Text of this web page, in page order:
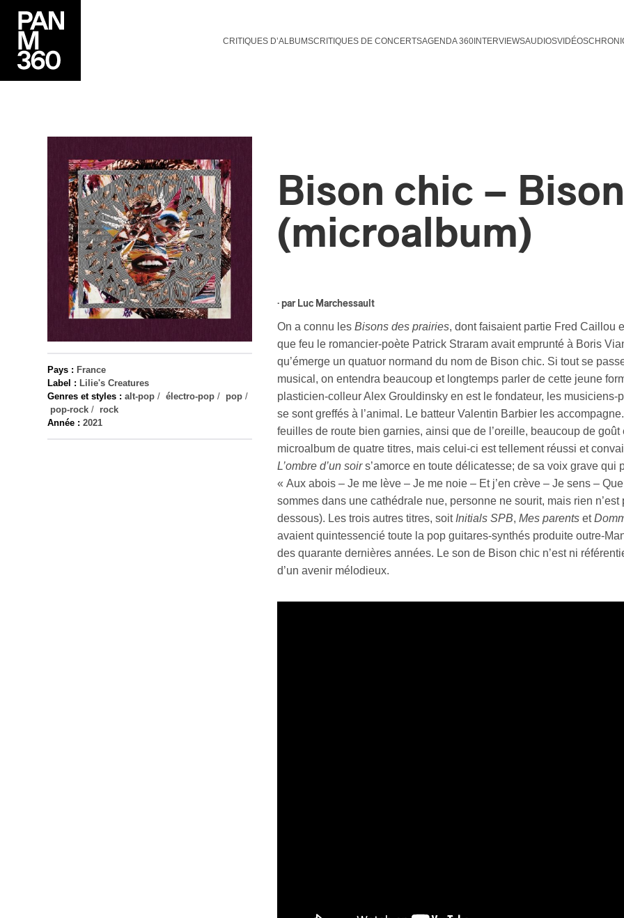
CRITIQUES D’ALBUMSCRITIQUES DE CONCERTSAGENDA 360INTERVIEWSAUDIOSVIDÉOS
Pays : France
Label : Lilie's Creatures
Genres et styles : alt-pop / électro-pop / pop /
pop-rock / rock
Année : 2021
Bison chic –
(microalbum)
· par Luc Marchessault
On a connu les Bisons des prairies, dont faisaient partie Fred Caillou
que feu le romancier-poète Patrick Straram avait emprunté à Boris
qu’émerge un quatuor normand du nom de Bison chic. Si tout se
musical, on entendra beaucoup et longtemps parler de cette jeune
plasticien-colleur Alex Grouldinsky en est le fondateur, les
se sont greffés à l’animal. Le batteur Valentin Barbier les
feuilles de route bien garnies, ainsi que de l’oreille, beaucoup de
microalbum de quatre titres, mais celui-ci est tellement réussi et
L’ombre d’un soirs’amorce en toute délicatesse; de sa voix grave
« Aux abois – Je me lève – Je me noie – Et j’en crève – Je sens –
sommes dans une cathédrale nue, personne ne sourit, mais rien
dessous). Les trois autres titres, soit Initials SPB, Mes parents et
avaient quintessencié toute la pop guitares-synthés produite outre-
des quarante dernières années. Le son de Bison chic n’est ni
d’un avenir mélodieux.